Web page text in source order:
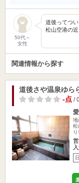
50代～
女性
道後ってつ
松山空港の
関連情報から探す
道後さや温泉ゆ
-点/
地
松